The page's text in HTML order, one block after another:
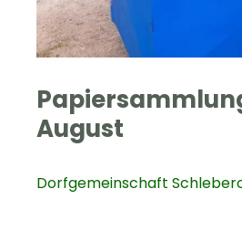
August
Dorfgemeinschaft